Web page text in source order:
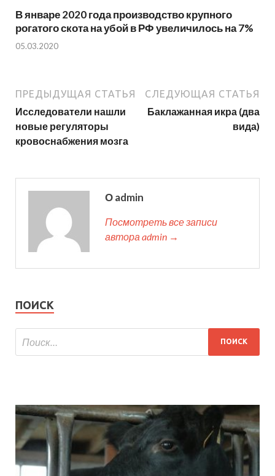
В январе 2020 года производство крупного
рогатого скота на убой в РФ увеличилось на 7%
05.03.2020
ПРЕДЫДУЩАЯ СТАТЬЯ
Исследователи нашли
новые регуляторы
кровоснабжения мозга
СЛЕДУЮЩАЯ СТАТЬЯ
Баклажанная икра (два
вида)
О admin
Посмотреть все записи
автора admin →
ПОИСК